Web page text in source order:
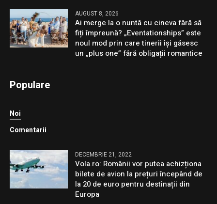
AUGUST 8, 2026
Ai merge la o nuntă cu cineva fără să
fiți împreună? „Eventationships” este
noul mod prin care tinerii își găsesc
un „plus one” fără obligații romantice
Populare
Noi
Comentarii
DECEMBRIE 21, 2022
Vola.ro: Românii vor putea achizționa
bilete de avion la prețuri începând de
la 20 de euro pentru destinații din
Europa